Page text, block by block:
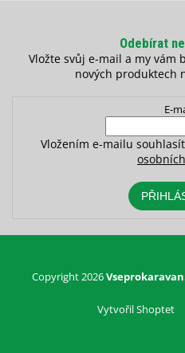
Odebírat
Vložte svůj e-mail a my vám
nových produktech
E-
Vložením e-mailu
Vytvořil Shoptet
Copyright 2026